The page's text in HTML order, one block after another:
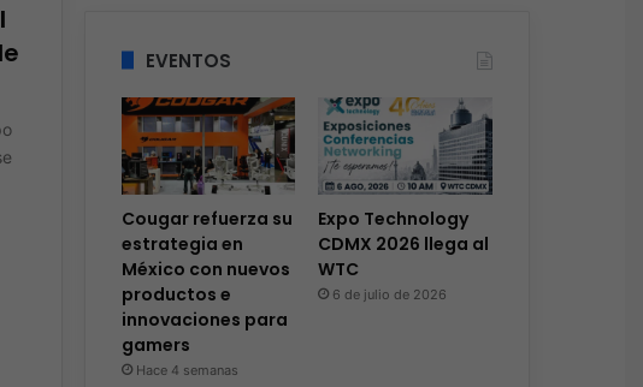
EVENTOS
Cougar refuerza su
estrategia en
México con nuevos
productos e
innovaciones para
gamers
Hace 4 semanas
Expo Technology
CDMX 2026 llega al
WTC
6 de julio de 2026